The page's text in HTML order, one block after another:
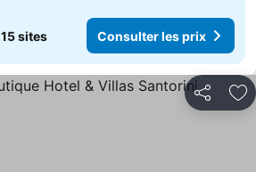
15 sites Consulter les prix
Partager